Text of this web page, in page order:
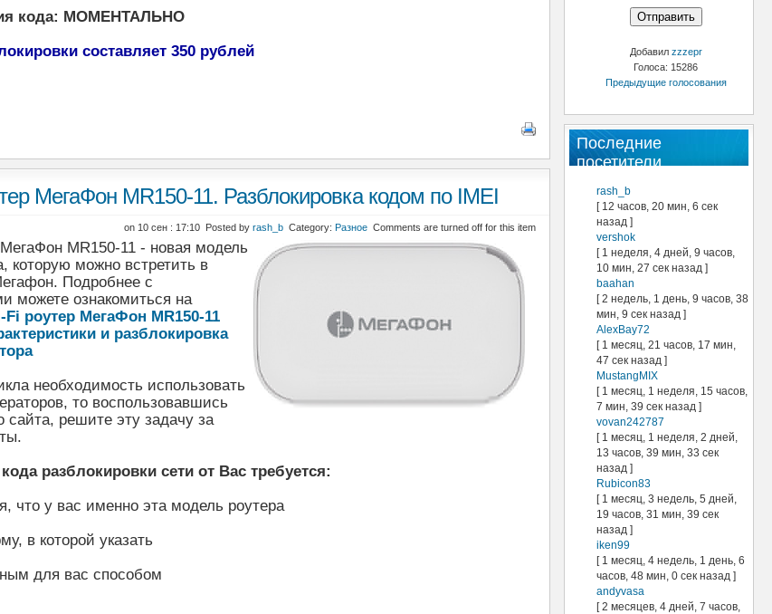
Добавил zzzepr
Голоса: 15286
Предыдущие голосования
Последние
посетители
rash_b
[ 12 часов, 20 мин, 6 сек
назад ]
vershok
[ 1 неделя, 4 дней, 9 часов,
10 мин, 27 сек назад ]
baahan
[ 2 недель, 1 день, 9 часов, 38
мин, 9 сек назад ]
AlexBay72
[ 1 месяц, 21 часов, 17 мин,
47 сек назад ]
MustangMIX
[ 1 месяц, 1 неделя, 15 часов,
7 мин, 39 сек назад ]
vovan242787
[ 1 месяц, 1 неделя, 2 дней,
13 часов, 39 мин, 33 сек
назад ]
Rubicon83
[ 1 месяц, 3 недель, 5 дней,
19 часов, 31 мин, 39 сек
назад ]
iken99
[ 1 месяц, 4 недель, 1 день, 6
часов, 48 мин, 0 сек назад ]
andyvasa
[ 2 месяцев, 4 дней, 7 часов,
кода: МОМЕНТАЛЬНО
составляет 350 рублей
МегаФон MR150-11. Разблокировка кодом по IMEI
on 10 сен : 17:10 Posted by rash_b Category: Разное Comments are turned off for this item
MR150-11 - новая модель
которую можно встретить в
Подробнее с
можете ознакомиться на
Fi роутер МегаФон MR150-11
и разблокировка
необходимость использовать
то воспользовавшись
сайта, решите эту задачу за
разблокировки сети от Вас требуется:
что у вас именно эта модель роутера
в которой указать
для вас способом